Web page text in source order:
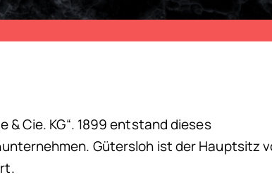
& Cie. KG“. 1899 entstand dieses
Gütersloh ist der Hauptsitz